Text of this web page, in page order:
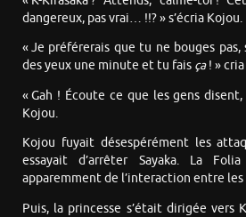
dangereux, pas vrai… !!? » s’écria Kojou.
« Je préférerais que tu ne bouges
des yeux une minute et tu fais ça! »
« Gah ! Écoute ce que les gens disent,
Kojou.
Kojou fuyait désespérément les
essayait d’arrêter Sayaka. La
apparemment de l’interaction entre
Puis, la princesse s’était dirigée vers